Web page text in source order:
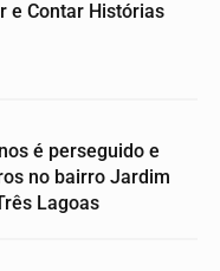
e Contar Histórias
é perseguido e
no bairro Jardim
Lagoas